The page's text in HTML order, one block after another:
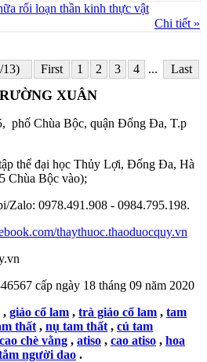
rối loạn thần kinh thực vật
Chi tiết »
13) First 1 2 3 4 ... Last
XUÂN
phố Chùa Bộc, quận Đống Đa, T.p
thể đại học Thủy Lợi, Đống Đa, Hà
Chùa Bộc vào);
0978.491.908 - 0984.795.198.
thaythuoc.thaoduocquy.vn
cấp ngày 18 tháng 09 năm 2020
, giảo cổ lam , trà giảo cổ lam , tam
thất , nụ tam thất , củ tam
cao chè vằng , atiso , cao atiso , hoa
người dao .